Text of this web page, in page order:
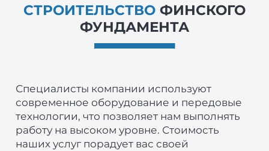
СТРОИТЕЛЬСТВО ФИНСКОГО
ФУНДАМЕНТА
Специалисты компании используют
современное оборудование и передовые
технологии, что позволяет нам выполнять
работу на высоком уровне. Стоимость
наших услуг порадует вас своей